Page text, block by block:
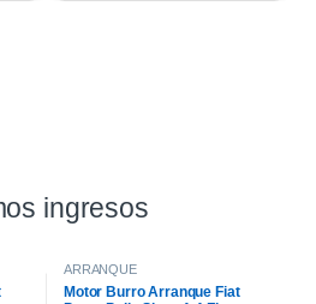
ingresos
ARRANQUE
Motor Burro Arranque Fiat